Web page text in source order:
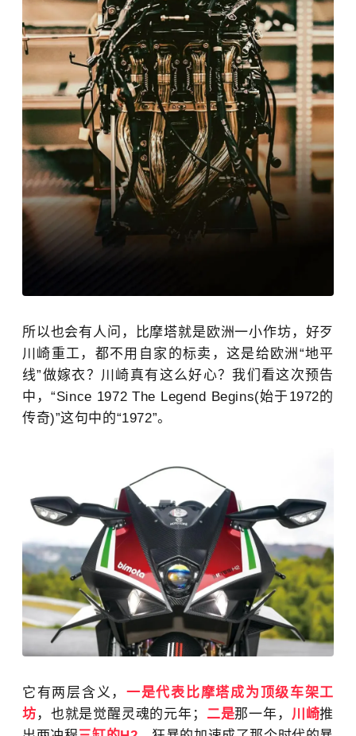
所以也会有人问，比摩塔就是欧洲一小作坊，好歹
川崎重工，都不用自家的标卖，这是给欧洲“地平
线”做嫁衣？川崎真有这么好心？我们看这次预告
中，“Since 1972 The Legend Begins(始于1972的
传奇)”这句中的“1972”。
它有两层含义，一是代表比摩塔成为顶级车架工
坊 ，也就是觉醒灵魂的元年； 二是那一年， 川崎推